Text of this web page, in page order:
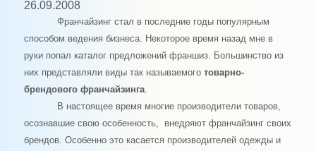
26.09.2008
Франчайзинг стал в последние годы популярным
способом ведения бизнеса. Некоторое время назад мне в
руки попал каталог предложений франшиз. Большинство из
них представляли виды так называемого товарно-
брендового франчайзинга.
В настоящее время многие производители товаров,
осознавшие свою особенность, внедряют франчайзинг своих
брендов. Особенно это касается производителей одежды и